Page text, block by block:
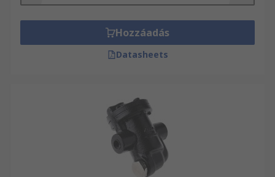
Hozzáadás
Datasheets